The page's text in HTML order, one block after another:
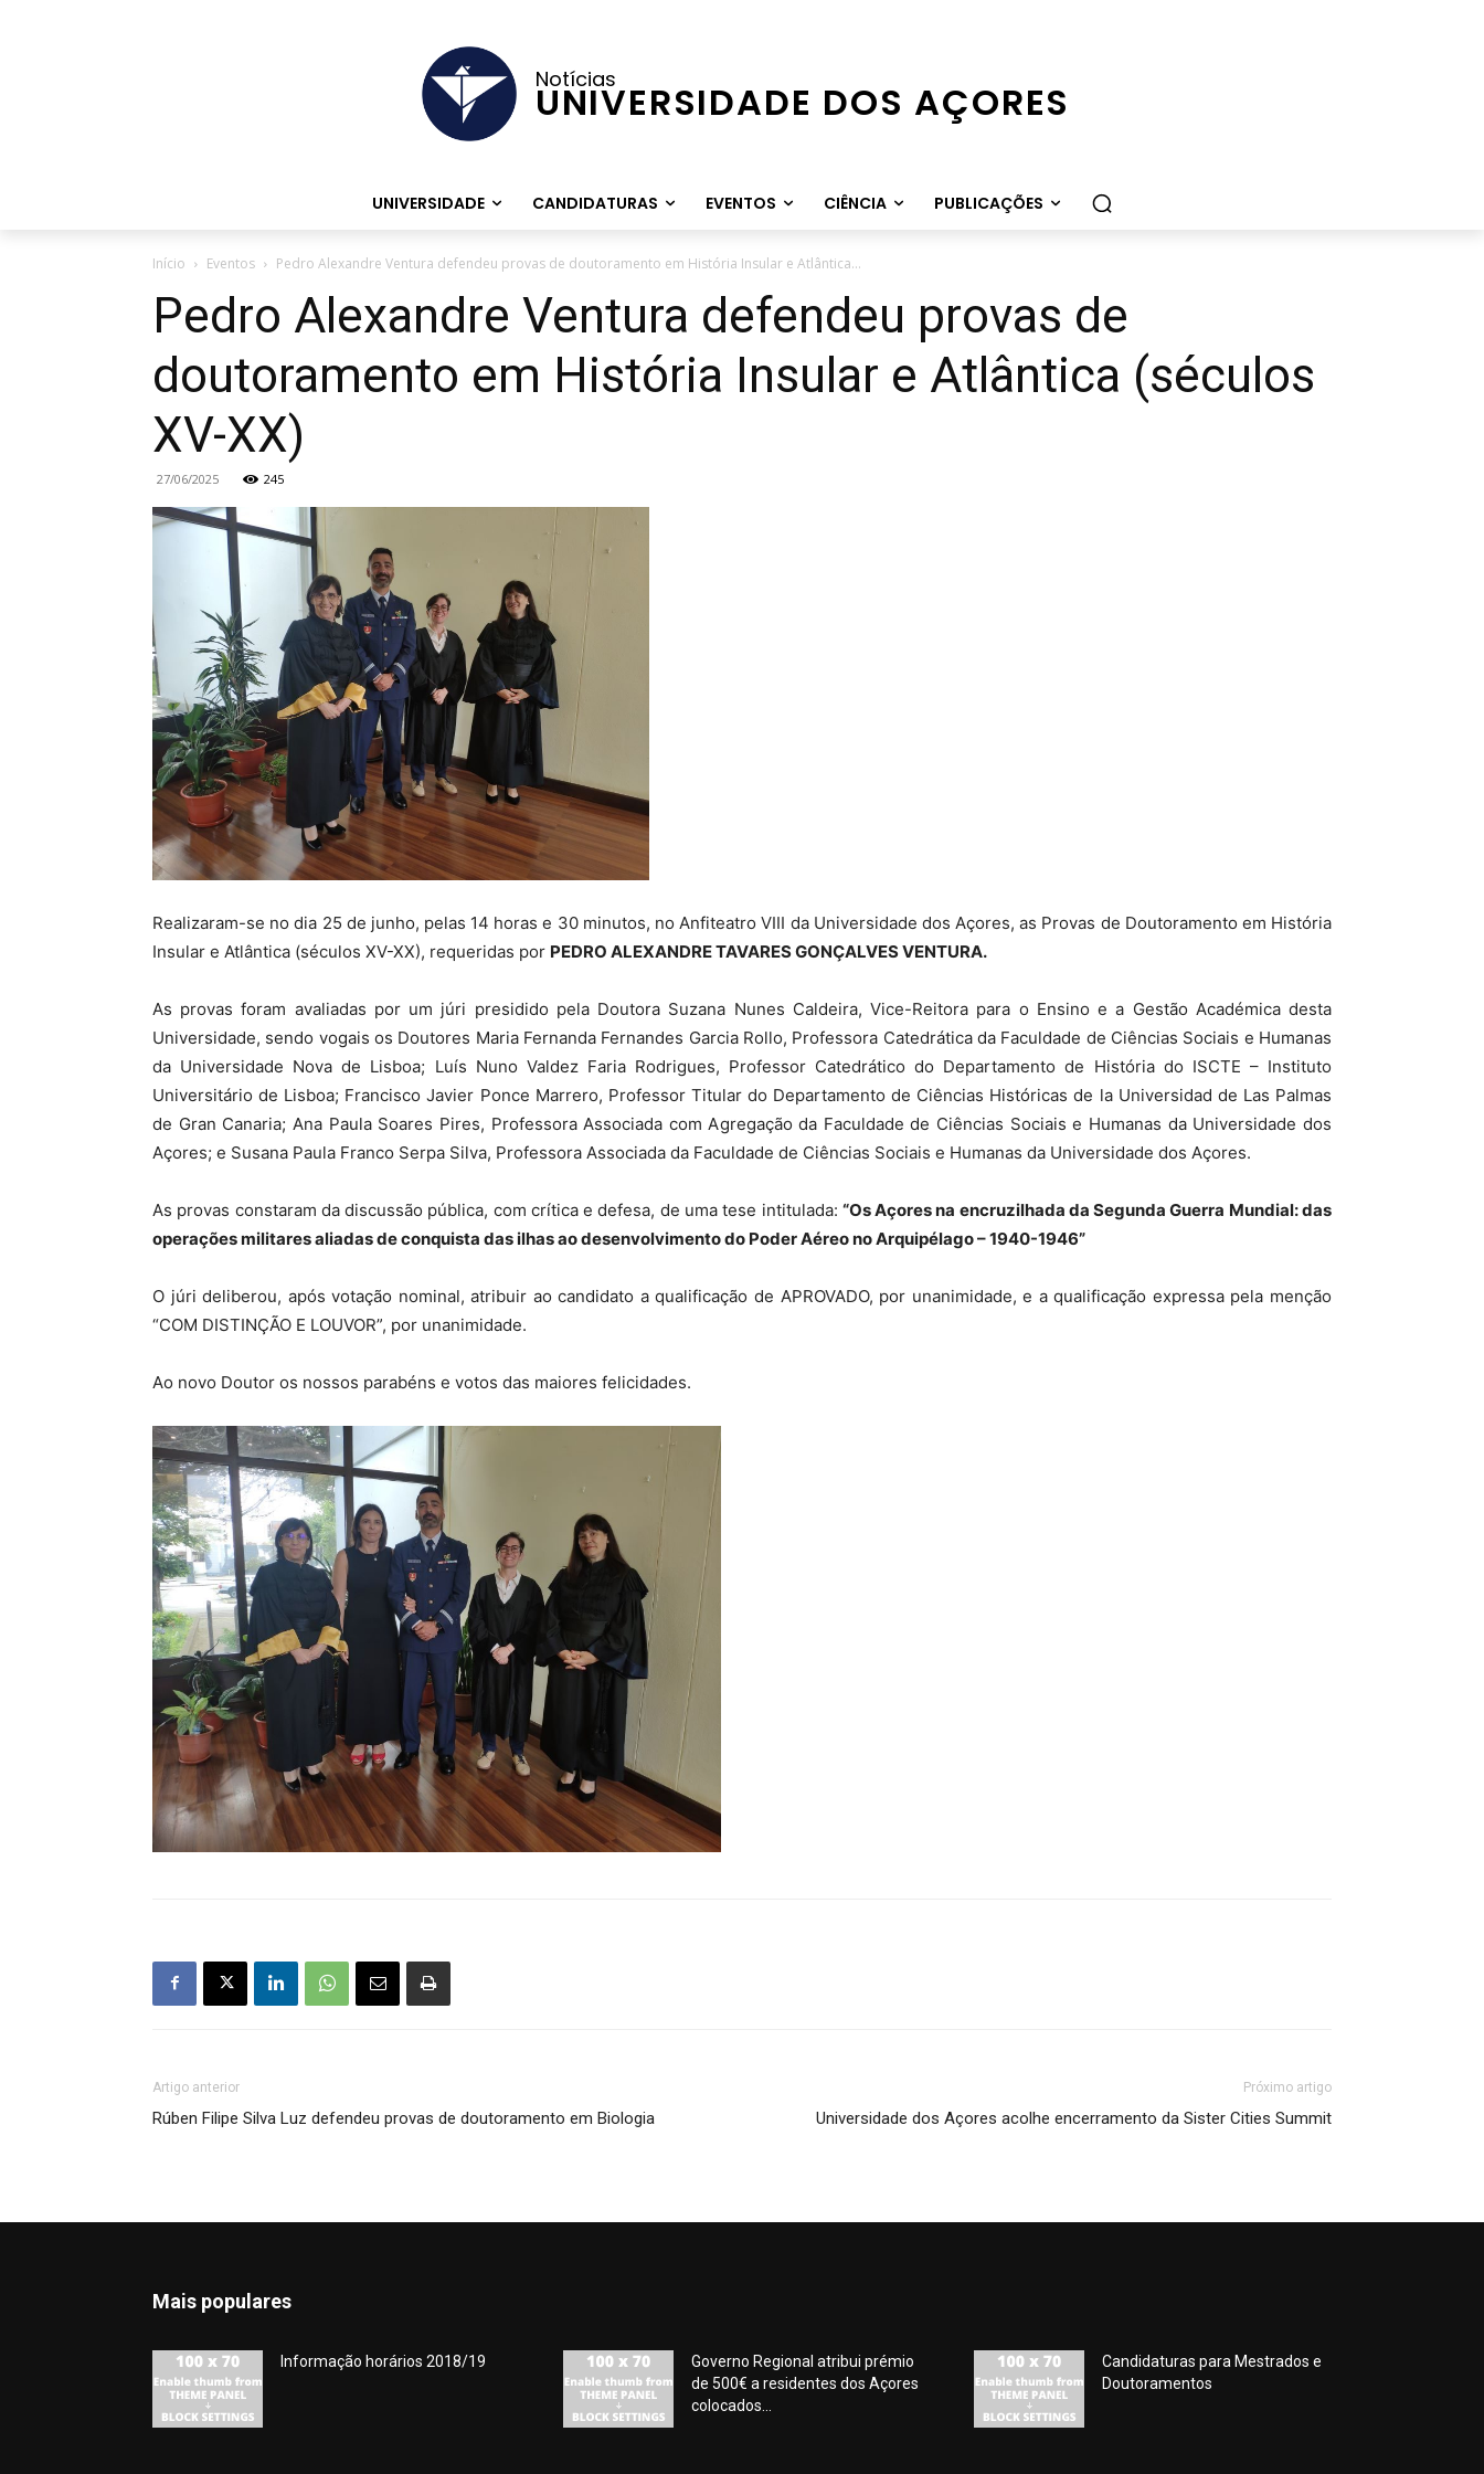
Notícias
UNIVERSIDADE DOS AÇORES
UNIVERSIDADE CANDIDATURAS EVENTOS CIÊNCIA PUBLICAÇÕES
Início Eventos Pedro Alexandre Ventura defendeu provas de doutoramento em História Insular e Atlântica...
Pedro Alexandre Ventura defendeu provas de
doutoramento em História Insular e Atlântica (séculos
XV-XX)
27/06/2025 245
Realizaram-se no dia 25 de junho, pelas 14 horas e 30 minutos, no Anfiteatro VIII da Universidade dos Açores, as Provas de Doutoramento em História
Insular e Atlântica (séculos XV-XX), requeridas por PEDRO ALEXANDRE TAVARES GONÇALVES VENTURA.
As provas foram avaliadas por um júri presidido pela Doutora Suzana Nunes Caldeira, Vice-Reitora para o Ensino e a Gestão Académica desta
Universidade, sendo vogais os Doutores Maria Fernanda Fernandes Garcia Rollo, Professora Catedrática da Faculdade de Ciências Sociais e Humanas
da Universidade Nova de Lisboa; Luís Nuno Valdez Faria Rodrigues, Professor Catedrático do Departamento de História do ISCTE – Instituto
Universitário de Lisboa; Francisco Javier Ponce Marrero, Professor Titular do Departamento de Ciências Históricas de la Universidad de Las Palmas
de Gran Canaria; Ana Paula Soares Pires, Professora Associada com Agregação da Faculdade de Ciências Sociais e Humanas da Universidade dos
Açores; e Susana Paula Franco Serpa Silva, Professora Associada da Faculdade de Ciências Sociais e Humanas da Universidade dos Açores.
As provas constaram da discussão pública, com crítica e defesa, de uma tese intitulada: “Os Açores na encruzilhada da Segunda Guerra Mundial: das
operações militares aliadas de conquista das ilhas ao desenvolvimento do Poder Aéreo no Arquipélago – 1940-1946”
O júri deliberou, após votação nominal, atribuir ao candidato a qualificação de APROVADO, por unanimidade, e a qualificação expressa pela menção
“COM DISTINÇÃO E LOUVOR”, por unanimidade.
Ao novo Doutor os nossos parabéns e votos das maiores felicidades.
Artigo anterior
Rúben Filipe Silva Luz defendeu provas de doutoramento em Biologia
Próximo artigo
Universidade dos Açores acolhe encerramento da Sister Cities Summit
Mais populares
Informação horários 2018/19
Governo Regional atribui prémio
de 500€ a residentes dos Açores
colocados...
Candidaturas para Mestrados e
Doutoramentos